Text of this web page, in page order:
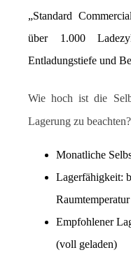
„Standard
über 1.000
Entladungstiefe und
Wie hoch ist die
Lagerung zu beachten?
Monatliche
Lagerfähigkeit:
Empfohlener
(voll geladen)